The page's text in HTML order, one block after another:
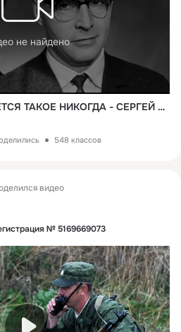
не найдено
АЛЕКС # НЕ ПОВТОРЯЕТСЯ ТАКОЕ НИКОГДА - СЕРГЕЙ МАРАСАНОВ (Музыка - СЕРАФИМ ТУЛИКОВ, слова - МИХАИЛ ПЛЯЦКОВСКИЙ, из х/ф "ДОЖИВЁМ ДО ПОНЕДЕЛЬНИКА" - 1968г.)
548 классов
видео
№ 5169669073